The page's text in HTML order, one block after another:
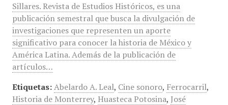
Sillares. Revista de Estudios Históricos, es una
publicación semestral que busca la divulgación de
investigaciones que representen un aporte
significativo para conocer la historia de México y
América Latina. Además de la publicación de
artículos…
Etiquetas: Abelardo A. Leal, Cine sonoro, Ferrocarril,
Historia de Monterrey, Huasteca Potosina, José